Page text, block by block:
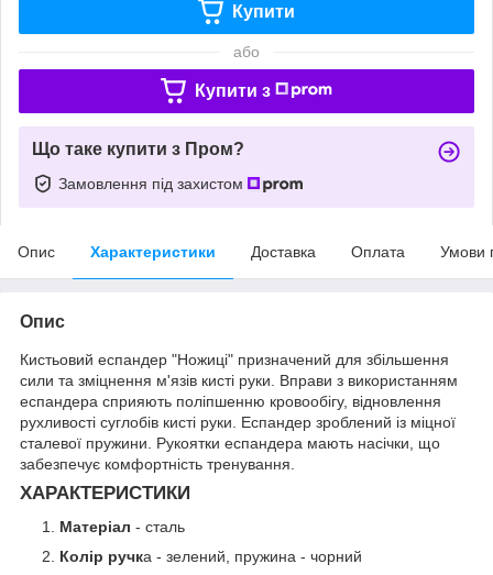
Купити
або
Купити з
Що таке купити з Пром?
Замовлення під захистом
Опис Характеристики Доставка Оплата Умови
Опис
Кистьовий еспандер "Ножиці" призначений для збільшення
сили та зміцнення м'язів кисті руки. Вправи з використанням
еспандера сприяють поліпшенню кровообігу, відновлення
рухливості суглобів кисті руки. Еспандер зроблений із міцної
сталевої пружини. Рукоятки еспандера мають насічки, що
забезпечує комфортність тренування.
ХАРАКТЕРИСТИКИ
Матеріал - сталь
Колір ручка - зелений, пружина - чорний